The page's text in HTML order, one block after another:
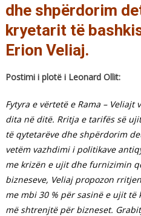
dhe shpërdorim
kryetarit të
Erion Veliaj.
Postimi i plotë i Leonard Ollit:
Fytyra e vërtetë e Rama –
dita në ditë. Rritja e tarifës së
të qytetarëve dhe shpërdorim
vetëm vazhdimi i politikave
me krizën e ujit dhe furnizimin
bizneseve, Veliaj propozon
me mbi 30 % për sasinë e ujit
më shtrenjtë për bizneset.